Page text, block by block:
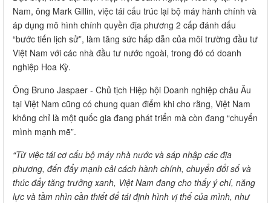
Nam, ông Mark Gillin, việc tái cấu trúc lại bộ máy hành chính và
áp dụng mô hình chính quyền địa phương 2 cấp đánh dấu
“bước tiến lịch sử”, làm tăng sức hấp dẫn của môi trường đầu tư
Việt Nam với các nhà đầu tư nước ngoài, trong đó có doanh
nghiệp Hoa Kỳ.
Ông Bruno Jaspaer - Chủ tịch Hiệp hội Doanh nghiệp châu Âu
tại Việt Nam cũng có chung quan điểm khi cho rằng, Việt Nam
không chỉ là một quốc gia đang phát triển mà còn đang “chuyển
mình mạnh mẽ”.
“Từ việc tái cơ cấu bộ máy nhà nước và sáp nhập các địa
phương, đến đẩy mạnh cải cách hành chính, chuyển đổi số và
thúc đẩy tăng trưởng xanh, Việt Nam đang cho thấy ý chí, năng
lực và tầm nhìn cần thiết để tái định hình vị thế của mình, như